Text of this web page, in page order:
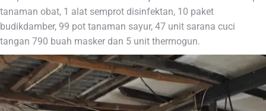
tanaman obat, 1 alat semprot disinfektan, 10 paket
budikdamber, 99 pot tanaman sayur, 47 unit sarana cuci
tangan 790 buah masker dan 5 unit thermogun.